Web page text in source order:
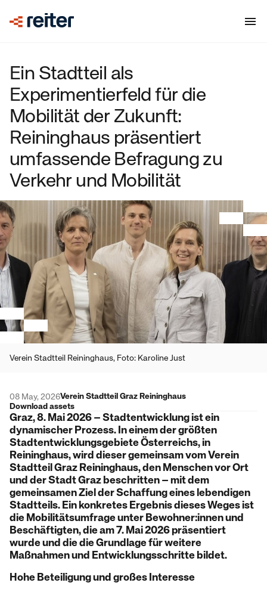
Ein Stadtteil als
Experimentierfeld für die
Mobilität der Zukunft:
Reininghaus präsentiert
umfassende Befragung zu
Verkehr und Mobilität
Verein Stadtteil Reininghaus, Foto: Karoline Just
08 May, 2026Verein Stadtteil Graz Reininghaus
Download assets
Graz, 8. Mai 2026 – Stadtentwicklung ist ein
dynamischer Prozess. In einem der größten
Stadtentwicklungsgebiete Österreichs, in
Reininghaus, wird dieser gemeinsam vom Verein
Stadtteil Graz Reininghaus, den Menschen vor Ort
und der Stadt Grazbeschritten – mit dem
gemeinsamen Ziel der Schaffung eines lebendigen
Stadtteils. Ein konkretes Ergebnis dieses Weges ist
die Mobilitätsumfrage unter Bewohner:innen und
Beschäftigten, die am 7. Mai 2026 präsentiert
wurde und die die Grundlage für weitere
Maßnahmen und Entwicklungsschritte bildet.
Hohe Beteiligung und großes Interesse